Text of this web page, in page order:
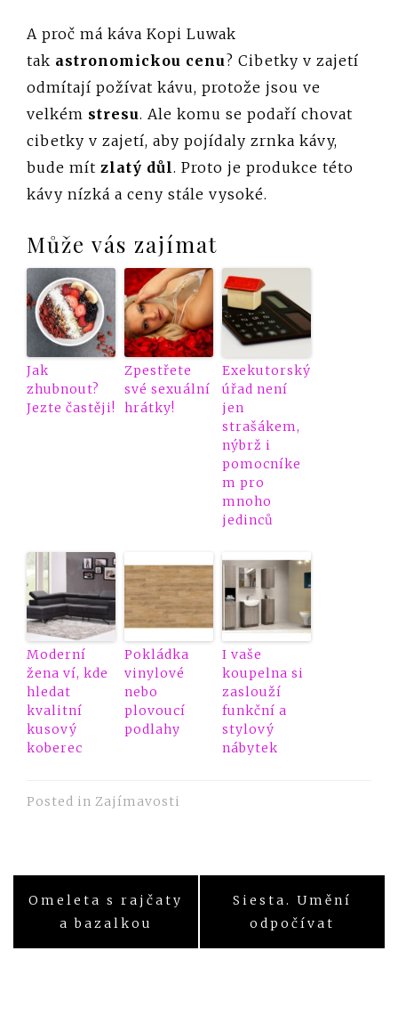
A proč má káva Kopi Luwak
tak astronomickou cenu? Cibetky v zajetí
odmítají požívat kávu, protože jsou ve
velkém stresu. Ale komu se podaří chovat
cibetky v zajetí, aby pojídaly zrnka kávy,
bude mít zlatý důl. Proto je produkce této
kávy nízká a ceny stále vysoké.
Může vás zajímat
Jak
zhubnout?
Jezte častěji!
Zpestřete
své sexuální
hrátky!
Exekutorský
úřad není
jen
strašákem,
nýbrž i
pomocníke
m pro
mnoho
jedinců
Moderní
žena ví, kde
hledat
kvalitní
kusový
koberec
Pokládka
vinylové
nebo
plovoucí
podlahy
I vaše
koupelna si
zaslouží
funkční a
stylový
nábytek
Posted in Zajímavosti
Navigace
Omeleta s rajčaty
a bazalkou
Siesta. Umění
odpočívat